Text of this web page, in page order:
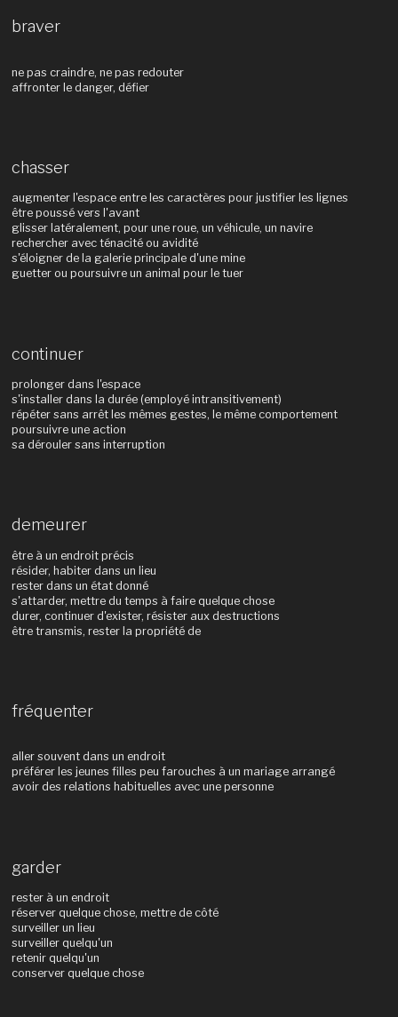
braver
ne pas craindre, ne pas redouter
affronter le danger, défier
chasser
augmenter l'espace entre les caractères pour justifier les lignes
être poussé vers l'avant
glisser latéralement, pour une roue, un véhicule, un navire
rechercher avec ténacité ou avidité
s'éloigner de la galerie principale d'une mine
guetter ou poursuivre un animal pour le tuer
continuer
prolonger dans l'espace
s'installer dans la durée (employé intransitivement)
répéter sans arrêt les mêmes gestes, le même comportement
poursuivre une action
sa dérouler sans interruption
demeurer
être à un endroit précis
résider, habiter dans un lieu
rester dans un état donné
s'attarder, mettre du temps à faire quelque chose
durer, continuer d'exister, résister aux destructions
être transmis, rester la propriété de
fréquenter
aller souvent dans un endroit
préférer les jeunes filles peu farouches à un mariage arrangé
avoir des relations habituelles avec une personne
garder
rester à un endroit
réserver quelque chose, mettre de côté
surveiller un lieu
surveiller quelqu'un
retenir quelqu'un
conserver quelque chose